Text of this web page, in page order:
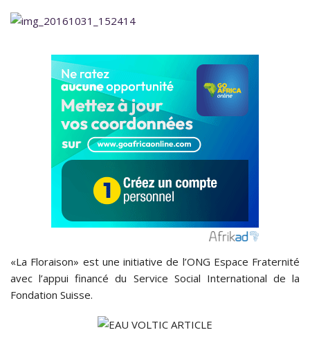
«La Floraison» est une initiative de l’ONG Espace Fraternité
avec l’appui financé du Service Social International de la
Fondation Suisse.